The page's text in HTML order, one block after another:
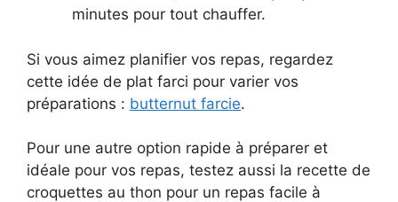
minutes pour tout chauffer.
Si vous aimez planifier vos repas, regardez
cette idée de plat farci pour varier vos
préparations : butternut farcie.
Pour une autre option rapide à préparer et
idéale pour vos repas, testez aussi la recette de
croquettes au thon pour un repas facile à